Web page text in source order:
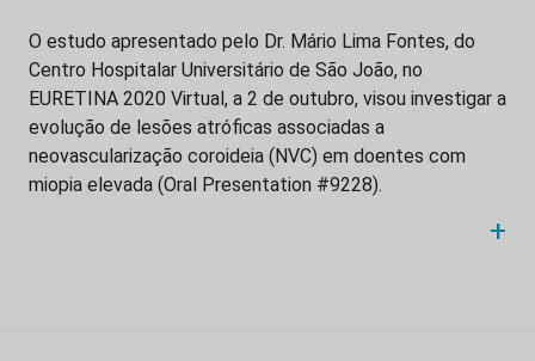
O estudo apresentado pelo Dr. Mário Lima Fontes, do
Centro Hospitalar Universitário de São João, no
EURETINA 2020 Virtual, a 2 de outubro, visou investigar a
evolução de lesões atróficas associadas a
neovascularização coroideia (NVC) em doentes com
miopia elevada (Oral Presentation #9228).
+